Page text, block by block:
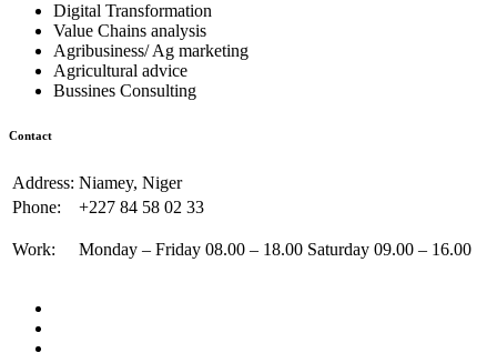
Digital Transformation
Value Chains analysis
Agribusiness/ Ag marketing
Agricultural advice
Bussines Consulting
Contact
Address: Niamey, Niger
Phone:
+227 84 58 02 33
Work: Monday – Friday 08.00 – 18.00 Saturday 09.00 – 16.00